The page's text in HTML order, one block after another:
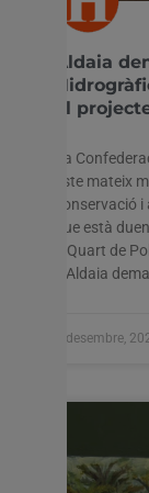
Aldaia
el
La
este mateix
conservació
que està
a Quart de
d’Aldaia
2 desembre,